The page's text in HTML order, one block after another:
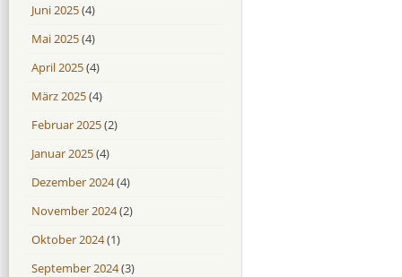
Juni 2025(4)
Mai 2025(4)
April 2025(4)
März 2025(4)
Februar 2025(2)
Januar 2025(4)
Dezember 2024(4)
November 2024(2)
Oktober 2024(1)
September 2024(3)